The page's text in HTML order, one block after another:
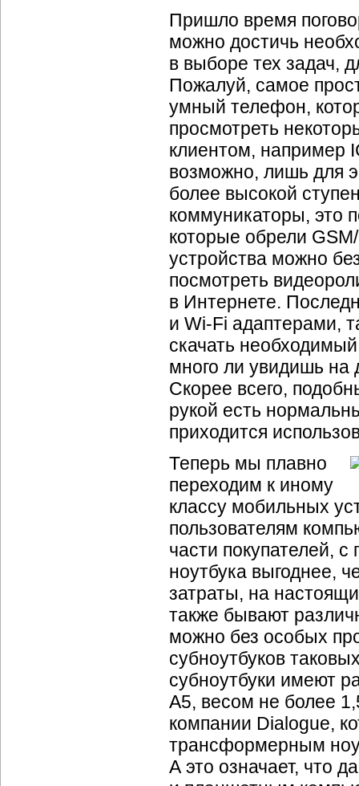
Пришло время
можно достичь
в выборе тех задач,
Пожалуй, самое
умный телефон,
просмотреть
клиентом, например
возможно, лишь для
более высокой
коммуникаторы, это
которые обрели
устройства можно
посмотреть
в Интернете.
и Wi-Fi адаптерами,
скачать
много ли увидишь
Скорее всего,
рукой есть
приходится
Теперь мы плавно
переходим к иному
классу мобильных
пользователям
части покупателей, с
ноутбука выгоднее,
затраты, на
также бывают
можно без особых
субноутбуков
субноутбуки имеют
А5, весом не более
компании Dialogue,
трансформерным
А это означает, что